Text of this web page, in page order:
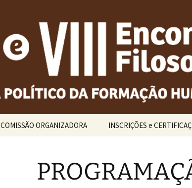
COMISSÃO ORGANIZADORA INSCRIÇÕES e